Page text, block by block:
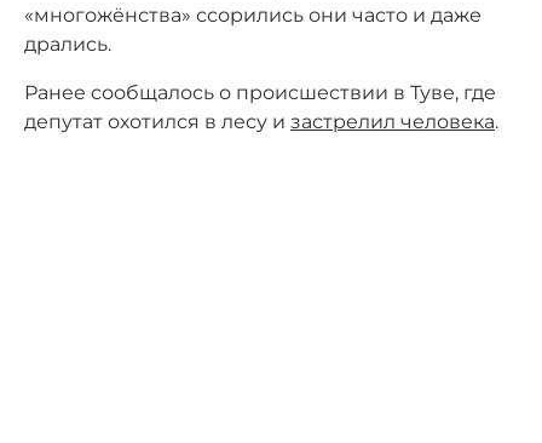
«многожёнства» ссорились они часто и даже
дрались.
Ранее сообщалось о происшествии в Туве, где
депутат охотился в лесу и застрелил человека.